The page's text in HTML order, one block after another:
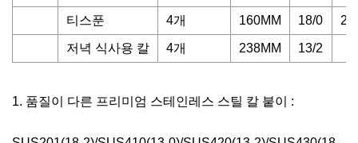
티스푼 4개 160MM 18/0
저녁 식사용 칼 4개 238MM 13/2
1. 품질이 다른 프리미엄 스테인레스 스틸 칼 붙이 :